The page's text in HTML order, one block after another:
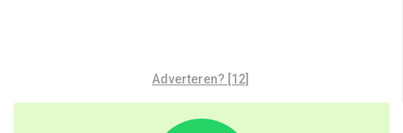
Adverteren? [12]